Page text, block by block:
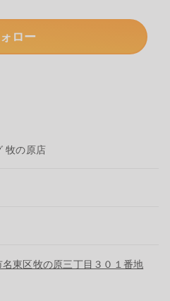
ロー
牧の原店
東区牧の原三丁目３０１番地